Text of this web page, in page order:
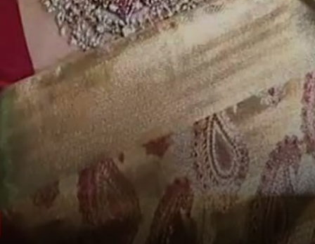
अभिनेत्री पुष्पवल्ली की बेटी हैं रेखा
रेखा की मां अभिनेत्री पुष्पवल्ली थीं.